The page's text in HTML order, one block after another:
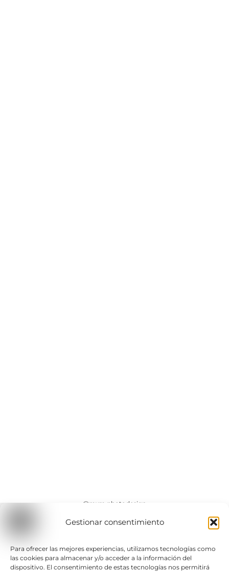
Gestionar consentimiento
Para ofrecer las mejores experiencias, utilizamos tecnologías como
las cookies para almacenar y/o acceder a la información del
dispositivo. El consentimiento de estas tecnologías nos permitirá
@mxm.photodesign
Contactar
hola@mxm-photodesign.com